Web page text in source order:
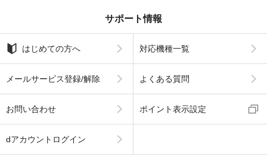
サポート情報
はじめての方へ 対応機種一覧
メールサービス登録/解除 よくある質問
お問い合わせ ポイント表示設定
dアカウントログイン